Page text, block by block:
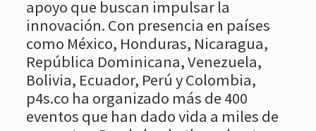
apoyo que buscan impulsar la
innovación. Con presencia en países
como México, Honduras, Nicaragua,
República Dominicana, Venezuela,
Bolivia, Ecuador, Perú y Colombia,
p4s.co ha organizado más de 400
eventos que han dado vida a miles de